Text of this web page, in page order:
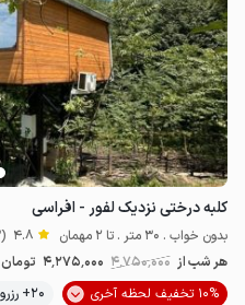
کلبه درختی نزدیک لفور - افراسی
بدون خواب . 30 متر . تا 2 مهمان 4.8 (23 نظر)
هر شب از 4٬750٬000 4٬275٬000 تومان
10% تخفیف لحظه آخری
20+ رزرو موفق